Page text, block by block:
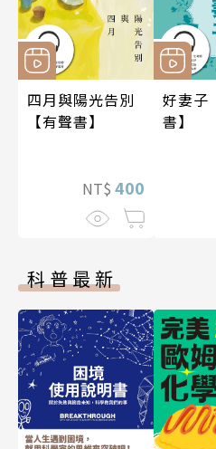
四月與陽光告別
【有聲書】
NT$ 400
好妻子
書】
科普最新